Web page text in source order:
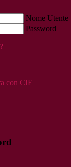
Nome Utente
Password
con CIE